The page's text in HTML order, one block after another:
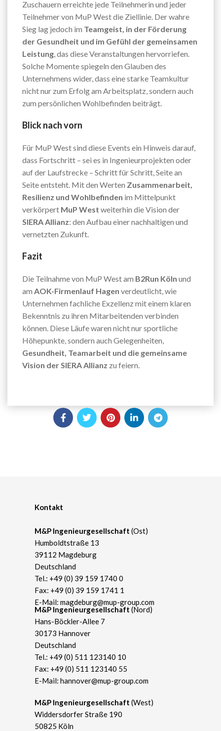
Zuschauern erreichte jede Teilnehmerin und jeder
Teilnehmer von MuP West die Ziellinie. Der wahre
Sieg lag jedoch im Teamgeist, in der Förderung
der Gesundheit und im Gefühl der gemeinsamen
Leistung, das diese Veranstaltungen hervorriefen.
Solche Momente spiegeln den Glauben des
Unternehmens wider, dass eine starke Teamkultur
nicht nur zum Erfolg am Arbeitsplatz, sondern auch
zum persönlichen Wohlbefinden beiträgt.
Blick nach vorn
Für MuP West sind diese Events ein Hinweis darauf,
dass Fortschritt – sei es in Ingenieurprojekten oder
auf der Laufstrecke – Schritt für Schritt, Seite an
Seite entsteht. Mit den Werten Zusammenarbeit,
Resilienz und Wohlbefinden im Mittelpunkt
verkörpert MuP West weiterhin die Vision der
SIERA Allianz: den Aufbau einer nachhaltigen und
vernetzten Zukunft.
Fazit
Die Teilnahme von MuP West am B2Run Köln und
am AOK-Firmenlauf Hagen verdeutlicht, wie
Unternehmen fachliche Exzellenz mit einem klaren
Bekenntnis zu ihren Mitarbeitenden verbinden
können. Diese Läufe waren nicht nur sportliche
Höhepunkte, sondern auch Gelegenheiten,
Gesundheit, Teamarbeit und die gemeinsame
Vision der SIERA Allianz zu feiern.
​M&P Ingenieurgesellschaft (Nord)
Hans-Böckler-Allee 7
30173 Hannover
Deutschland
Tel.: +49 (0) 511 123140 10
Fax: +49 (0) 511 123140 55
E-Mail: hannover@mup-group.com
​M&P Ingenieurgesellschaft (West)
Widdersdorfer Straße 190
50825 Köln
Kontakt
M&P Ingenieurgesellschaft (Ost)
Humboldtstraße 13
39112 Magdeburg
Deutschland
Tel.: +49 (0) 39 159 1740 0
Fax: +49 (0) 39 159 1741 1
E-Mail: magdeburg@mup-group.com